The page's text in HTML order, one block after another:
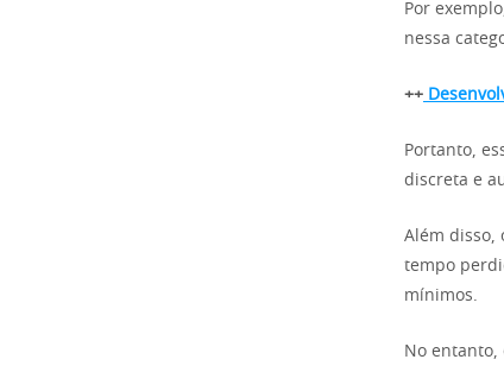
Por
nessa
++
Portanto,
discreta e
Além disso,
tempo
mínimos.
No